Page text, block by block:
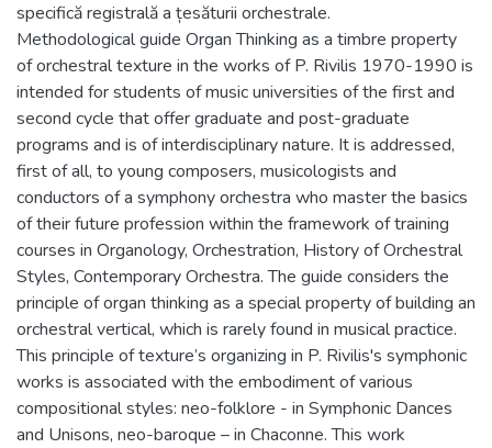
specifică registrală a țesăturii orchestrale.
Methodological guide Organ Thinking as a timbre property
of orchestral texture in the works of P. Rivilis 1970-1990 is
intended for students of music universities of the first and
second cycle that offer graduate and post-graduate
programs and is of interdisciplinary nature. It is addressed,
first of all, to young composers, musicologists and
conductors of a symphony orchestra who master the basics
of their future profession within the framework of training
courses in Organology, Orchestration, History of Orchestral
Styles, Contemporary Orchestra. The guide considers the
principle of organ thinking as a special property of building an
orchestral vertical, which is rarely found in musical practice.
This principle of texture’s organizing in P. Rivilis's symphonic
works is associated with the embodiment of various
compositional styles: neo-folklore - in Symphonic Dances
and Unisons, neo-baroque – in Chaconne. This work